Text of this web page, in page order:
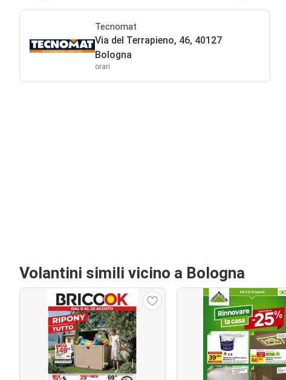
Tecnomat
Via del Terrapieno, 46, 40127
Bologna
orari
Volantini simili vicino a Bologna